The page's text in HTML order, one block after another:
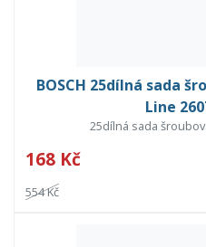
BOSCH 25dílná sada
Line
25dílná sada
168 Kč
554 Kč